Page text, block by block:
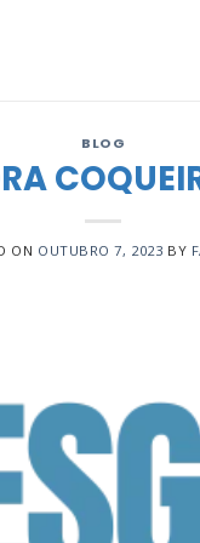
BLOG
ON OUTUBRO 7, 2023 BY